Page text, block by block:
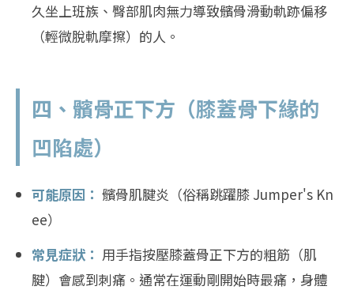
久坐上班族、臀部肌肉無力導致髕骨滑動軌跡偏移
（輕微脫軌摩擦）的人。
四、髕骨正下方（膝蓋骨下緣的
凹陷處）
可能原因： 髕骨肌腱炎（俗稱跳躍膝 Jumper's Kn
ee）
常見症狀： 用手指按壓膝蓋骨正下方的粗筋（肌
腱）會感到刺痛。通常在運動剛開始時最痛，身體